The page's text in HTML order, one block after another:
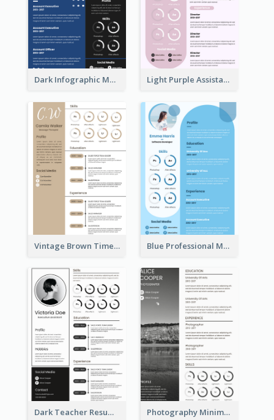
Dark Infographic Marketing Assistant Resume Light Purple Assistant Resume
Vintage Brown Timeline Resume Blue Professional Marketing Resume
Dark Teacher Resume Photography Minimalist Design Resume